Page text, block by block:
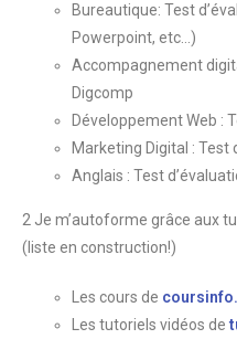
Bureautique: Test
Powerpoint, etc…)
Accompagnement
Digcomp
Développement Web :
Marketing Digital : Test
Anglais : Test
2 Je m’autoforme grâce aux
(liste en construction!)
Les cours de
Les tutoriels vidéos de